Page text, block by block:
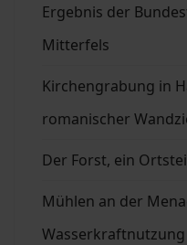
Ergebnis der
Mitterfels
Kirchengrabung in
romanischer
Der Forst, ein
Mühlen an der